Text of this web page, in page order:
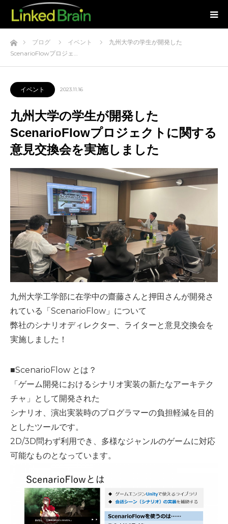
ホームブログ イベント
九州大学の学生が開発した
ScenarioFlowプロジェ…
イベント 2023.11.16
九州大学の学生が開発した
ScenarioFlowプロジェクトに関する
意見交換会を実施しました
九州大学工学部に在学中の齋藤さんと押田さんが開発さ
れている「ScenarioFlow」について
弊社のシナリオディレクター、ライターと意見交換会を
実施しました！
■ScenarioFlow とは？
「ゲーム開発におけるシナリオ実装の新たなアーキテク
チャ」として開発された
シナリオ、演出実装時のプログラマーの負担軽減を目的
としたツールです。
2D/3D問わず利用でき、多様なジャンルのゲームに対応
可能なものとなっています。